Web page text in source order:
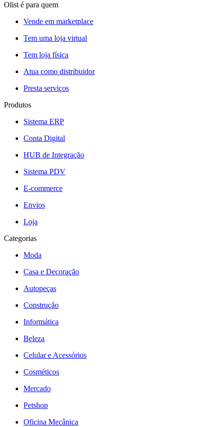
Olist é para quem
Vende em marketplace
Tem uma loja virtual
Tem loja física
Atua como distribuidor
Presta serviços
Produtos
Sistema ERP
Conta Digital
HUB de Integração
Sistema PDV
E-commerce
Envios
Loja
Categorias
Moda
Casa e Decoração
Autopeças
Construção
Informática
Beleza
Celular e Acessórios
Cosméticos
Mercado
Petshop
Oficina Mecânica